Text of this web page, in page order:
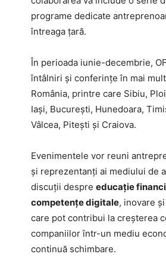
programe dedicate
întreaga țară.
În perioada iunie-decembrie,
întâlniri și conferințe în mai
România, printre care Sibiu,
Iași, București, Hunedoara,
Vâlcea, Pitești și Craiova.
Evenimentele vor reuni
și reprezentanți ai mediului de
discuții despre educație
competențe digitale, inovare
care pot contribui la creșterea
companiilor într-un mediu
continuă schimbare.